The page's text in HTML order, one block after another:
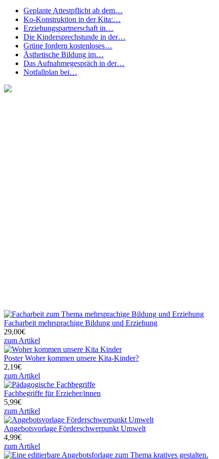
Geplante Attestpflicht ab dem…
Ko-Konstruktion in der Kita:…
Erziehungspartnerschaft in…
Die Kindersprechstunde in der…
Grüne fordern kostenloses…
Ästhetische Bildung im…
Das Aufnahmegespräch in der…
Notfallplan bei…
Facharbeit mehrsprachige Bildung und Erziehung
29,00€
zum Artikel
Poster Woher kommen unsere Kita-Kinder?
2,19€
zum Artikel
Fachbegriffe für Erzieher/innen
5,99€
zum Artikel
Angebotsvorlage Förderschwerpunkt Umwelt
4,99€
zum Artikel